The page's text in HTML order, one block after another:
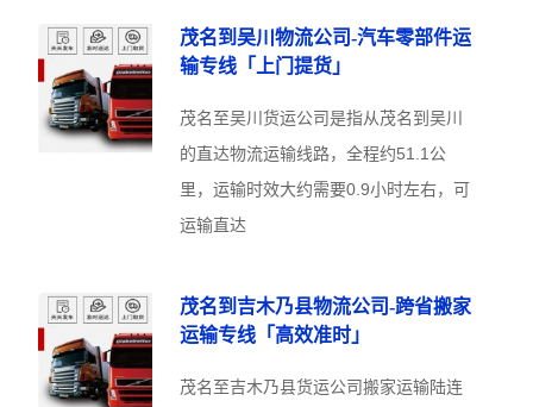
茂名到吴川物流公司-汽车零部件运
输专线「上门提货」
茂名至吴川货运公司是指从茂名到吴川
的直达物流运输线路，全程约51.1公
里，运输时效大约需要0.9小时左右，可
运输直达
茂名到吉木乃县物流公司-跨省搬家
运输专线「高效准时」
茂名至吉木乃县货运公司搬家运输陆连